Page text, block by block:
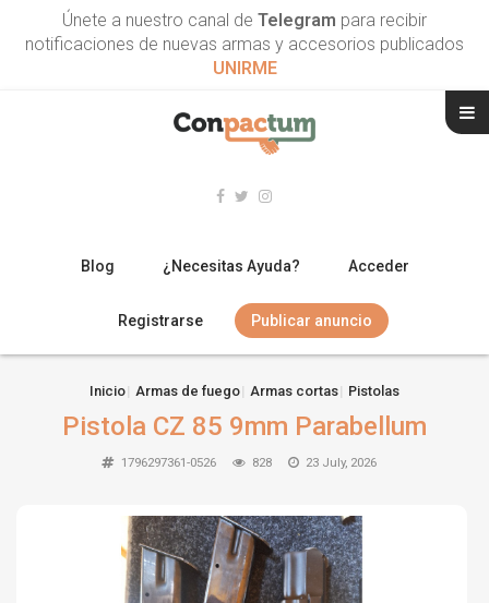
Únete a nuestro canal de Telegram para recibir
notificaciones de nuevas armas y accesorios publicados
UNIRME
Blog ¿Necesitas Ayuda? Acceder
Registrarse Publicar anuncio
ESCOPETAS
ARMAS CORTAS
TIRO Y COMPETICIÓN
AIRE COMPRIMIDO
Inicio Armas de fuego Armas cortas Pistolas
Pistola CZ 85 9mm Parabellum
1796297361-0526 828 23 July, 2026